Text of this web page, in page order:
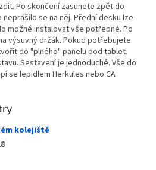
Po skončení zasunete zpět do
se na něj. Přední desku lze
možné instalovat vše potřebné. Po
výsuvný držák. Pokud potřebujete
do "plného" panelu pod tablet.
Sestavení je jednoduché. Vše do
se lepidlem Herkules nebo CA
kolejiště